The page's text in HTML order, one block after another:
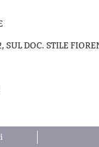
SUL DOC. STILE